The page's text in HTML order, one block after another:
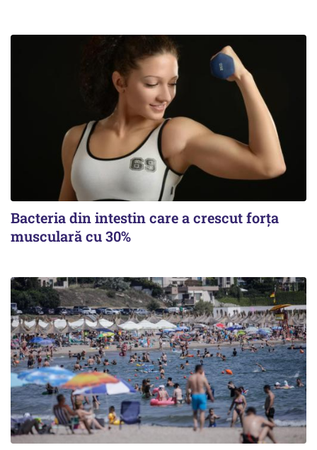
Bacteria din intestin care a crescut forța
musculară cu 30%